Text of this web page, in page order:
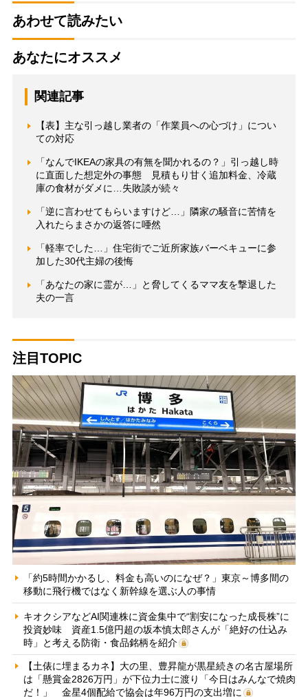
あわせて読みたい
あなたにオススメ
関連記事
【表】主な引っ越し業者の「作業員への心づけ」につい
ての対応
「なんでIKEAの家具の有無を聞かれるの？」引っ越し時
に直面した想定外の事態 見積もり甘く追加料金、冷蔵
庫の食材がダメに…失敗談が続々
「逆に言わせてもらいますけど…」隣家の騒音に苦情を
入れたらまさかの返答に唖然
「軽率でした…」住宅街でご近所家族バーベキューに参
加した30代主婦の後悔
「あなたの家に霊が…」と脅してくるママ友を撃退した
夫の一言
注目TOPIC
「約5時間かかるし、料金も高いのになぜ？」東京～博多間の
移動に飛行機ではなく新幹線を選ぶ人の事情
キオクシアなどAI関連株に資金集中で“割安になった成長株”に
投資妙味 資産1.5億円超の坂本慎太郎さんが「絶好の仕込み
時」と考える防衛・食品銘柄を紹介
【土俵に埋まるカネ】大の里、豊昇龍が黒星続きの名古屋場所
は「懸賞金2826万円」が下位力士に渡り「今日はみんなで焼肉
だ！」 金星4個配給で協会は年96万円の支出増に